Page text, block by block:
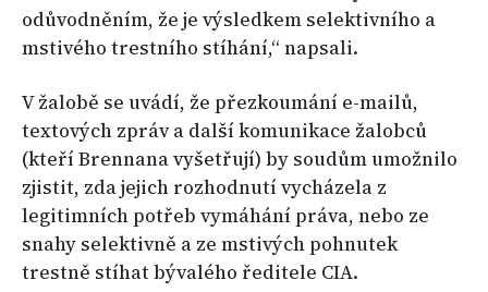
odůvodněním, že je výsledkem selektivního a
mstivého trestního stíhání,“ napsali.
V žalobě se uvádí, že přezkoumání e-mailů,
textových zpráv a další komunikace žalobců
(kteří Brennana vyšetřují) by soudům umožnilo
zjistit, zda jejich rozhodnutí vycházela z
legitimních potřeb vymáhání práva, nebo ze
snahy selektivně a ze mstivých pohnutek
trestně stíhat bývalého ředitele CIA.